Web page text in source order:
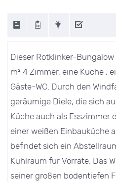
Dieser Rotklinker-
m² 4 Zimmer, eine Küche ,
Gäste-WC. Durch den
geräumige Diele, die sich
Küche auch als Esszimmer
einer weißen Einbauküche
befindet sich ein
Kühlraum für Vorräte. Das
seiner großen bodentiefen